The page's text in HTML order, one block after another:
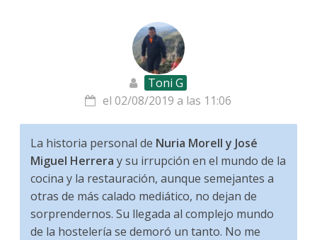
Toni G
el 02/08/2019 a las 11:06
La historia personal de Nuria Morell y José
Miguel Herrera y su irrupción en el mundo de la
cocina y la restauración, aunque semejantes a
otras de más calado mediático, no dejan de
sorprendernos. Su llegada al complejo mundo
de la hostelería se demoró un tanto. No me